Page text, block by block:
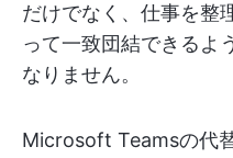
だけでなく、仕事を整
って一致団結できるよ
なりません。
Microsoft Teamsの代